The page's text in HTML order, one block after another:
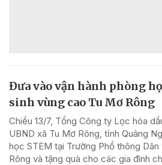
Đưa vào vận hành phòng
sinh vùng cao Tu Mơ Rông
Chiều 13/7, Tổng Công ty Lọc hóa
UBND xã Tu Mơ Rông, tỉnh Quảng
học STEM tại Trường Phổ thông
Rông và tặng quà cho các gia đình